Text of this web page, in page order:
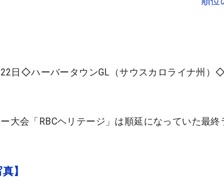
日◇ハーバータウンGL（サウスカロライナ州）
大会「RBCヘリテージ」は順延になっていた最終
】